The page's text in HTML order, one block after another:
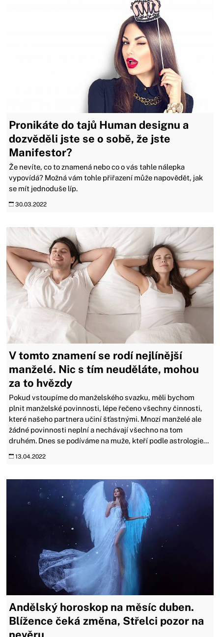
Pronikáte do tajů Human designu a
dozvěděli jste se o sobě, že jste
Manifestor?
Že nevíte, co to znamená nebo co o vás tahle nálepka
vypovídá? Možná vám tohle přiřazení může napovědět, jak
se mít jednoduše líp.
30.03.2022
V tomto znamení se rodí nejlínější
manželé. Nic s tím neuděláte, mohou
za to hvězdy
Pokud vstoupíme do manželského svazku, měli bychom
plnit manželské povinnosti, lépe řečeno všechny činnosti,
které našeho partnera učiní šťastnými. Mnozí manželé ale
žádné povinnosti neplní a nechávají všechno na tom
druhém. Dnes se podíváme na muže, kteří podle astrologie...
13.04.2022
Andělský horoskop na měsíc duben.
Blížence čeká změna, Střelci pozor na